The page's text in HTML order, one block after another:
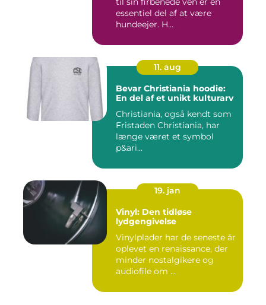
essentiel del af at være
hundeejer. H...
11. aug
Bevar Christiania hoodie:
En del af et unikt kulturarv
Christiania, også kendt som
Fristaden Christiania, har
længe været et symbol
p&ari...
19. jan
Vinyl: Den tidløse
lydgengivelse
Vinylplader har de seneste år
oplevet en renaissance, der
minder nostalgikere og
audiofile om ...